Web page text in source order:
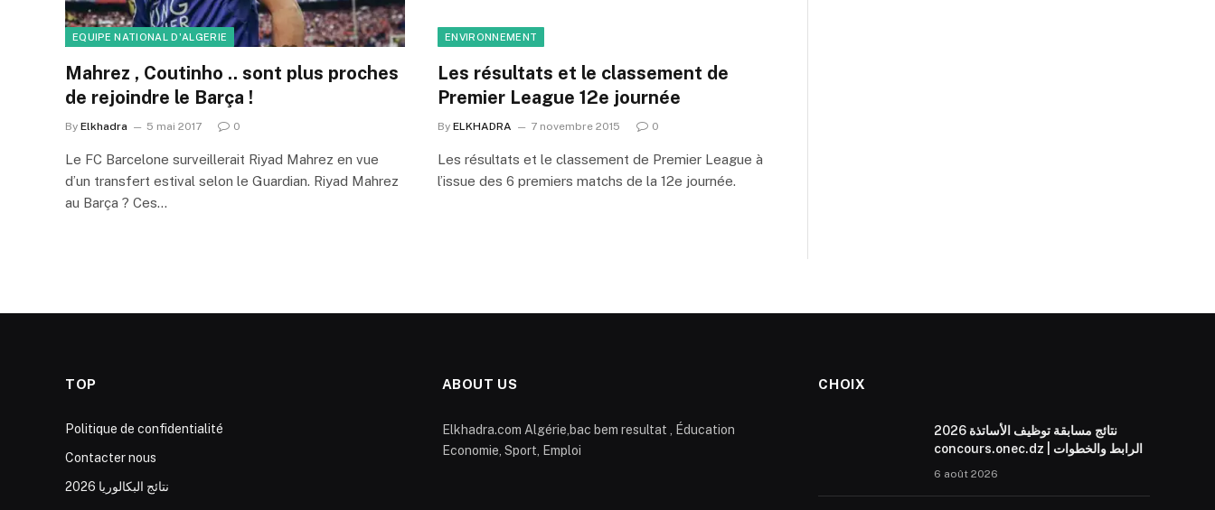
EQUIPE NATIONAL D'ALGERIE
Mahrez , Coutinho .. sont plus proches
de rejoindre le Barça !
By Elkhadra 5 mai 2017 0
Le FC Barcelone surveillerait Riyad Mahrez en vue
d’un transfert estival selon le Guardian. Riyad Mahrez
au Barça ? Ces…
ENVIRONNEMENT
Les résultats et le classement de
Premier League 12e journée
By ELKHADRA 7 novembre 2015 0
Les résultats et le classement de Premier League à
l’issue des 6 premiers matchs de la 12e journée.
TOP
Politique de confidentialité
Contacter nous
نتائج البكالوريا 2026
ABOUT US
Elkhadra.com Algérie,bac bem resultat , Éducation
Economie, Sport, Emploi
CHOIX
نتائج مسابقة توظيف الأساتذة 2026
concours.onec.dz | الرابط والخطوات
6 août 2026